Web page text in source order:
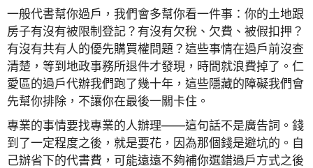
一般代書幫你過戶，我們會多幫你看一件事：你的土地跟
房子有沒有被限制登記？有沒有欠稅、欠費、被假扣押？
有沒有共有人的優先購買權問題？這些事情在過戶前沒查
清楚，等到地政事務所退件才發現，時間就浪費掉了。仁
愛區的過戶代辦我們跑了幾十年，這些隱藏的障礙我們會
先幫你排除，不讓你在最後一關卡住。
專業的事情要找專業的人辦理——這句話不是廣告詞。錢
到了一定程度之後，就是要花，因為那個錢是避坑的。自
己辦省下的代書費，可能遠遠不夠補你選錯過戶方式之後